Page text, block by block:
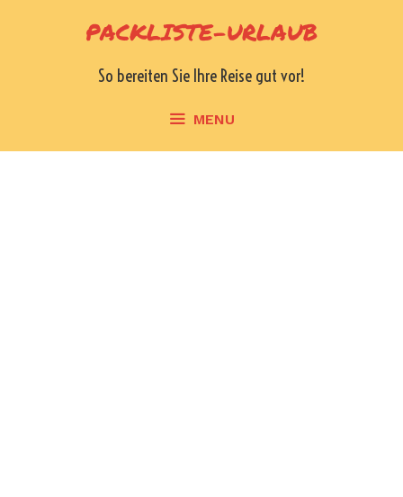
PACKLISTE-URLAUB
So bereiten Sie Ihre Reise gut vor!
MENU